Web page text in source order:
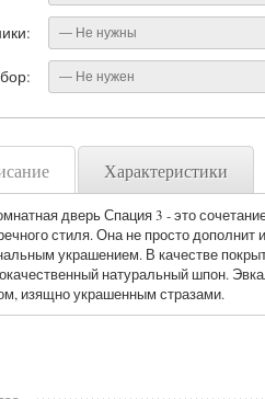
— Не нужны
— Не нужен
Характеристики
дверь Спация 3 - это
стиля. Она не просто дополнит
украшением. В качестве
натуральный шпон.
изящно украшенным стразами.